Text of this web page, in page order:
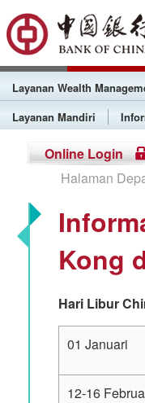
Layanan Wealth
Layanan Mandiri
Online Login
Halaman
Kong
Hari Libur
01 Januari
12-16